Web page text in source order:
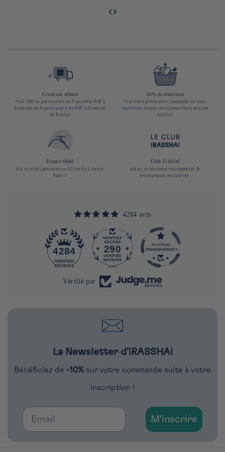
‹›
Livraison offerte
*dès 50€ en point relais en Francedès 85€ à
domicile en Franceà partir de 90€ à domicile
en Europe
10% de réduction
*sur votre prochaine commande en vous
inscrivant à notre newsletter (hors articles
exclus)
Espace dédié
à la cuisine japonaise au 40 rue du Louvre,
Paris 1
Club Fidélité
achats et missions récompensés &
récompenses exclusives
4284 avis
4284 290
Vérifié par
La Newsletter d'iRASSHAi
Bénéficiez de -10% sur votre commande suite à votre
inscription !
Email
M'inscrire